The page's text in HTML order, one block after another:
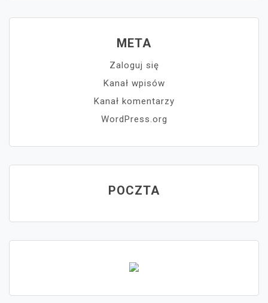
META
Zaloguj się
Kanał wpisów
Kanał komentarzy
WordPress.org
POCZTA